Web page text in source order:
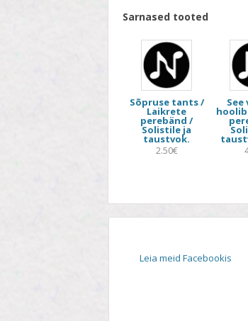
Sarnased tooted
Sõpruse tants /
Laikrete
perebänd /
Solistile ja
taustvok.
2.50€
See
Leia meid Facebookis